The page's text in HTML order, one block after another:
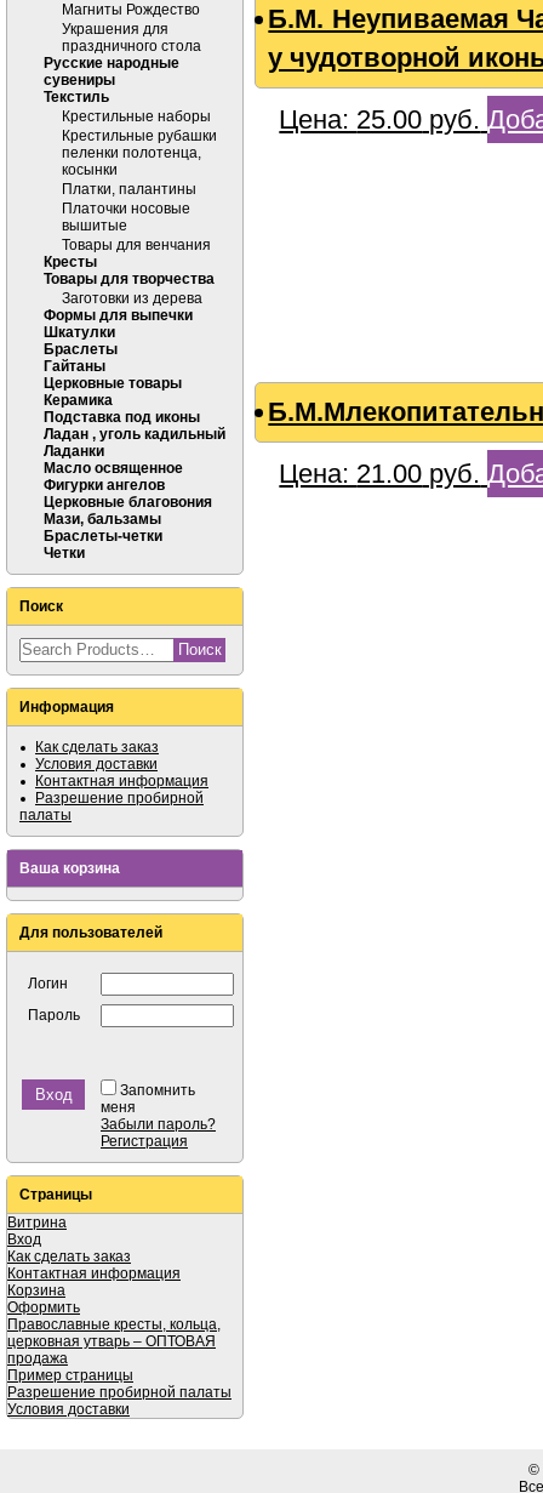
Магниты Рождество
Украшения для
праздничного стола
Русские народные
сувениры
Текстиль
Крестильные наборы
Крестильные рубашки
пеленки полотенца,
косынки
Платки, палантины
Платочки носовые
вышитые
Товары для венчания
Кресты
Товары для творчества
Заготовки из дерева
Формы для выпечки
Шкатулки
Браслеты
Гайтаны
Церковные товары
Керамика
Подставка под иконы
Ладан , уголь кадильный
Ладанки
Масло освященное
Фигурки ангелов
Церковные благовония
Мази, бальзамы
Браслеты-четки
Четки
Поиск
Информация
Как сделать заказ
Условия доставки
Контактная информация
Разрешение пробирной
палаты
Ваша корзина
Для пользователей
Логин
Пароль
Запомнить
меня
Забыли пароль?
Регистрация
Страницы
Витрина
Вход
Как сделать заказ
Контактная информация
Корзина
Оформить
Православные кресты, кольца,
церковная утварь – ОПТОВАЯ
продажа
Пример страницы
Разрешение пробирной палаты
Условия доставки
Б.М. Неупиваемая
у чудотворной
Цена: 25.00 руб.
Цена: 21.00 руб.
©